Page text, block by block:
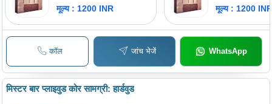
मूल्य : 1200 INR मूल्य : 1200
कॉल जांच भेजें WhatsApp
मिस्टर बार प्लाइवुड कोर सामग्री: हार्डवुड